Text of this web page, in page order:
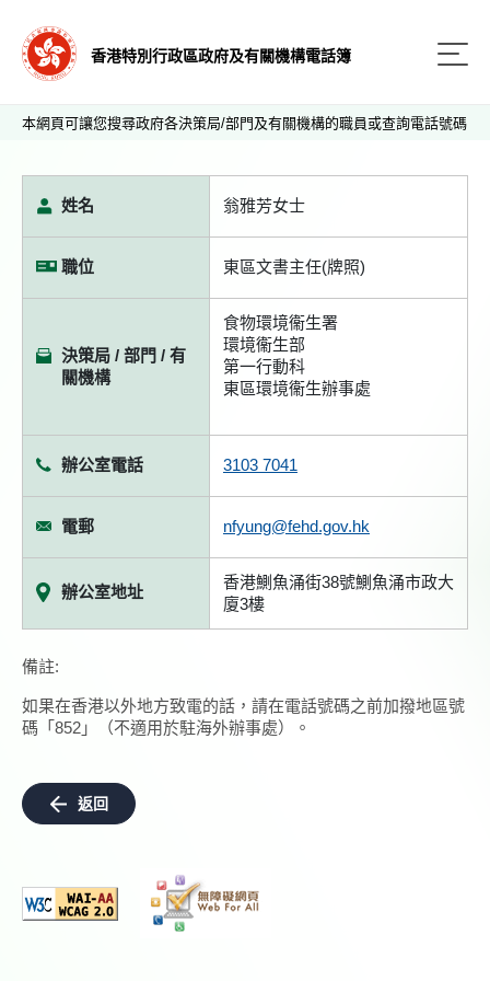
香港特別行政區政府及有關機構電話簿
本網頁可讓您搜尋政府各決策局/部門及有關機構的職員或查詢電話號碼
姓名 翁雅芳女士
職位 東區文書主任(牌照)
決策局 / 部門 / 有
關機構
食物環境衞生署
環境衞生部
第一行動科
東區環境衞生辦事處
辦公室電話 3103 7041
電郵 nfyung@fehd.gov.hk
辦公室地址
香港鰂魚涌街38號鰂魚涌市政大
廈3樓
備註:
如果在香港以外地方致電的話，請在電話號碼之前加撥地區號
碼「852」（不適用於駐海外辦事處）。
返回